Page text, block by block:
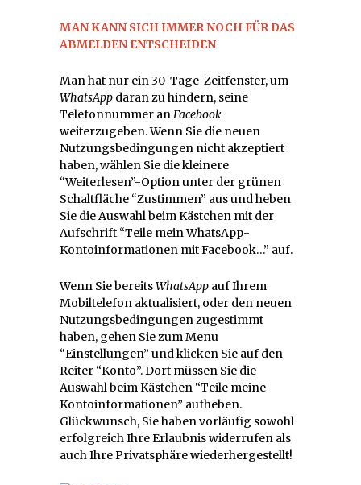
MAN KANN SICH IMMER NOCH FÜR DAS
ABMELDEN ENTSCHEIDEN
Man hat nur ein 30-Tage-Zeitfenster, um
WhatsApp daran zu hindern, seine
Telefonnummer anFacebook
weiterzugeben. Wenn Sie die neuen
Nutzungsbedingungen nicht akzeptiert
haben, wählen Sie die kleinere
“Weiterlesen”-Option unter der grünen
Schaltfläche “Zustimmen” aus und heben
Sie die Auswahl beim Kästchen mit der
Aufschrift “Teile mein WhatsApp-
Kontoinformationen mit Facebook…” auf.
Wenn Sie bereitsWhatsApp auf Ihrem
Mobiltelefon aktualisiert, oder den neuen
Nutzungsbedingungen zugestimmt
haben, gehen Sie zum Menu
“Einstellungen” und klicken Sie auf den
Reiter “Konto”. Dort müssen Sie die
Auswahl beim Kästchen “Teile meine
Kontoinformationen” aufheben.
Glückwunsch, Sie haben vorläufig sowohl
erfolgreich Ihre Erlaubnis widerrufen als
auch Ihre Privatsphäre wiederhergestellt!